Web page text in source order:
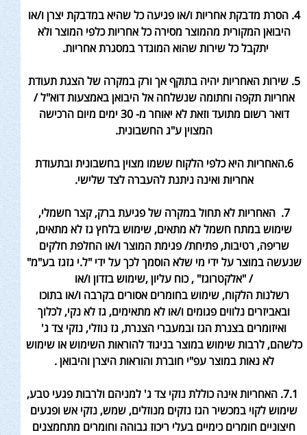
4. הסרת מדבקת אחריות ו/או פגיעה כל שהיא במדבקת יצרן ו/או
היבואן המקורית מהמוצר מסירה כל אחריות כלפי המוצר ולא
יתקבל כל שירות שהוא המוגדר במסגרת אחריות.
5. שירות האחריות יהיה בתוקף אך ורק במקרה של הצגת תעודת
אחריות תקפה וחתומה שנשלחה אל היבואן באמצעות דוא"ל /
דואר רשום מתועד וזאת לא יאוחר מ- 30 ימים מיום הרכישה
המצוין ע"ג החשבונית.
6.האחריות היא כלפי הלקוח ששמו מצוין בחשבונית ובתעודת
אחריות ואינה ניתנת להעברה לצד שלישי.
7. האחריות לא תחול במקרה של פגיעת ברק, קצר חשמלי,
שימוש במתח חשמל לא מתאים, שימוש בלחץ גז לא מתאים,
שריפה, רטיבות, פתיחת/ פגימת המוצר ו/או החלפת חלקים
שנעשה במוצר על ידי מי שלא הוסמך לכך על ידי "ל.י גזגז בע"מ"
/ "אלקטרוגז" , כוח עליון ,שימוש בזדון ו/או
רשלנות הלקוח, שימוש בחומרים אסורים בקרבה ו/או בתוכו
ובאביזרים נלווים פגומים ו/או לא מתאימים, גז לא נקי, לכלוך
ואיזומרים בצנרת הגז ובמעברי הצנרת, גז נוזלי, נזקי צד ג'
כלשהם, לרבות שימוש במוצר בניגוד להוראות השימוש או שימוש
לא נאות במוצר עפ"י חוברת והוראות היצרן והיבואן .
7.1. האחריות אינה כוללת נזקי צד ג' למניהם ולרבות פגעי טבע,
שימוש לקוי במכשיר הגז נזקים מנוזלים, שמש, נזקי אש ופגעים
חיצוניים חומריםכימיים בעלי ריכוז גבוהה וחומרים מתחמצנים